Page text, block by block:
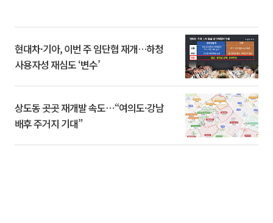
현대차·기아, 이번 주 임단협 재개…하청
사용자성 재심도 ‘변수’
상도동 곳곳 재개발 속도⋯“여의도·강남
배후 주거지 기대”